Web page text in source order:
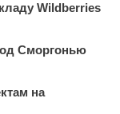
Wildberries
Сморгонью
на